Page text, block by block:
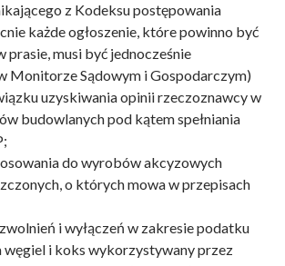
z Kodeksu postępowania
każde ogłoszenie, które powinno być
prasie, musi być jednocześnie
Monitorze Sądowym i Gospodarczym)
uzyskiwania opinii rzeczoznawcy w
budowlanych pod kątem spełniania
do wyrobów akcyzowych
o których mowa w przepisach
i wyłączeń w zakresie podatku
węgiel i koks wykorzystywany przez